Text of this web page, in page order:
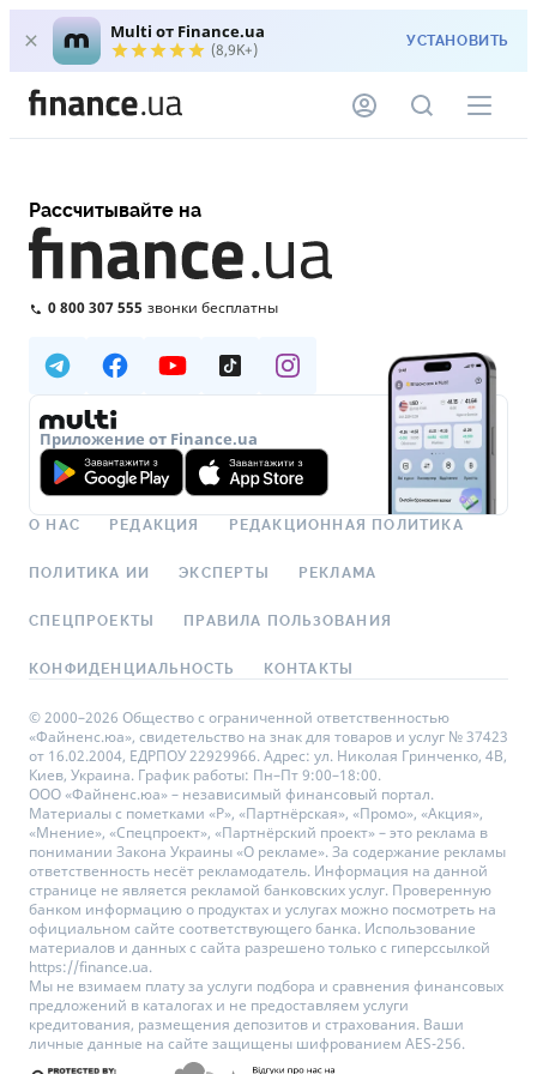
Multi от Finance.ua
(8,9K+) УСТАНОВИТЬ
Рассчитывайте на
0 800 307 555 звонки бесплатны
Приложение от Finance.ua
О НАС РЕДАКЦИЯ РЕДАКЦИОННАЯ ПОЛИТИКА
ПОЛИТИКА ИИ ЭКСПЕРТЫ РЕКЛАМА
СПЕЦПРОЕКТЫ ПРАВИЛА ПОЛЬЗОВАНИЯ
КОНФИДЕНЦИАЛЬНОСТЬ КОНТАКТЫ
© 2000–2026 Общество с ограниченной ответственностью
«Файненс.юа», свидетельство на знак для товаров и услуг № 37423
от 16.02.2004, ЕДРПОУ 22929966. Адрес: ул. Николая Гринченко, 4В,
Киев, Украина. График работы: Пн–Пт 9:00–18:00.
ООО «Файненс.юа» – независимый финансовый портал.
Материалы с пометками «Р», «Партнёрская», «Промо», «Акция»,
«Мнение», «Спецпроект», «Партнёрский проект» – это реклама в
понимании Закона Украины «О рекламе». За содержание рекламы
ответственность несёт рекламодатель. Информация на данной
странице не является рекламой банковских услуг. Проверенную
банком информацию о продуктах и услугах можно посмотреть на
официальном сайте соответствующего банка. Использование
материалов и данных с сайта разрешено только с гиперссылкой
https://finance.ua.
Мы не взимаем плату за услуги подбора и сравнения финансовых
предложений в каталогах и не предоставляем услуги
кредитования, размещения депозитов и страхования. Ваши
личные данные на сайте защищены шифрованием AES-256.